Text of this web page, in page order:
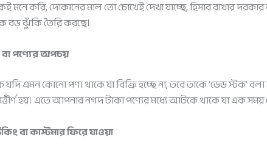
মনে করি, দোকানের মাল তো চোখেই দেখা যাচ্ছে, হিসাব রাখার
বড় ঝুঁকি তৈরি করছে।
পণ্যের অপচয়
এমন কোনো পণ্য থাকে যা বিক্রি হচ্ছে না, তবে তাকে ‘ডেড স্টক’
হয়। এতে আপনার নগদ টাকা পণ্যের মধ্যে আটকে থাকে যা এক
বা কাস্টমার ফিরে যাওয়া